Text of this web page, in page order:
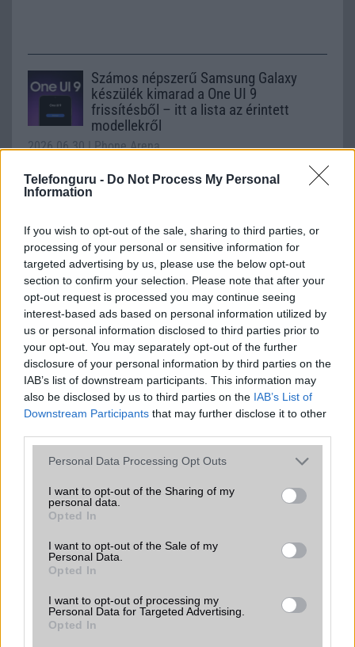
Telefonguru - Do Not Process My Personal
Information
If you wish to opt-out of the sale, sharing to third parties, or
processing of your personal or sensitive information for
targeted advertising by us, please use the below opt-out
section to confirm your selection. Please note that after your
opt-out request is processed you may continue seeing
interest-based ads based on personal information utilized by
us or personal information disclosed to third parties prior to
your opt-out. You may separately opt-out of the further
disclosure of your personal information by third parties on the
IAB’s list of downstream participants. This information may
also be disclosed by us to third parties on the IAB’s List of
Downstream Participants that may further disclose it to other
Please note that this website/app uses one or more Google
not limited to your visit or usage behaviour. You may click to
grant or deny consent to Google and its third-party tags to
use your data for below specified purposes in below Google
consent section.
Personal Data Processing Opt Outs
I want to opt-out of the Sharing of my
personal data.
Opted In
I want to opt-out of the Sale of my
Personal Data.
Opted In
I want to opt-out of processing my
Personal Data for Targeted Advertising.
Opted In
Számos népszerű Samsung Galaxy
készülék kimarad a One UI 9
frissítésből – itt a lista az érintett
modellekről
2026.06.30| Phone Arena
funkciókat és továbbfejlesztett kezelőfelületet hoz,
azonban több korábbi csúcskategóriás és középkategóriás
iPhone 18 bemutató dátum - ekkor
rántja le a leplet az Apple az új
csúcsmobilokról
2026.06.29| Phone Arena
A szeptemberi eseményen az iPhone 18 Pro modellek
mellett a régóta pletykált hajlítható iPhone Ultra is
bemutatkozhat, miközben az áremelésekről szóló
találgatások továbbra is beárnyékolják a rajtot.
Az Android rejtett automatizmusai: hat
funkció, amely észrevétlenül könnyíti
meg a mindennapokat
2026.06.14| Android Police
Sok felhasználó külön alkalmazásokra esküszik, pedig az
amelyek maguktól dolgoznak a háttérben.
megváltoztatja a mobilhasználatot –
sokan mégsem tudnak róla
Az Edge Panel az egyik leghasznosabb funkció, amely
jelentősen felgyorsítja a mindennapi használatot,
miközben a Pixel telefonokból továbbra is hiányzik.